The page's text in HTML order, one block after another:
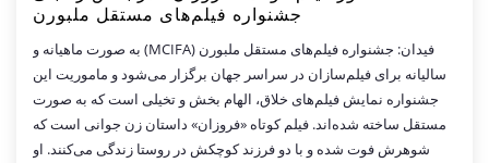
جشنواره فیلم‌های مستقل ملبورن
فیدان: جشنواره فیلم‌های مستقل ملبورن (MCIFA) به صورت ماهیانه و
سالیانه برای فیلم‌سازان در سراسر جهان برگزار می‌شود و ماموریت این
جشنواره نمایش فیلم‌های خلاق، الهام بخش و تخیلی است که به صورت
مستقل ساخته شده‌اند. فیلم کوتاه «فروزان» داستان زن جوانی است که
شوهرش فوت شده و با دو فرزند کوچکش در روستا زندگی می‌کنند. او